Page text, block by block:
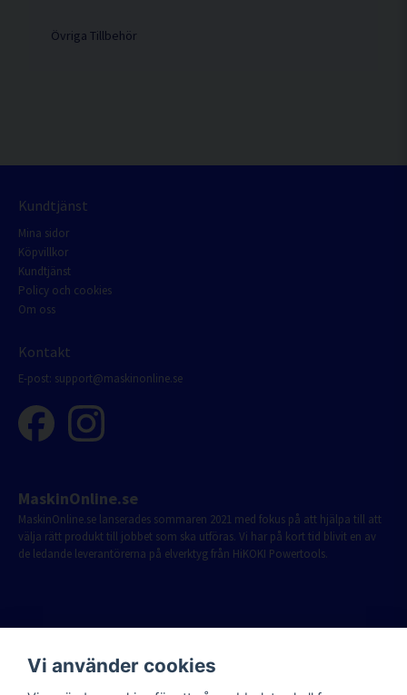
Övriga Tillbehör
Kundtjänst
Mina sidor
Köpvillkor
Kundtjänst
Policy och cookies
Om oss
Kontakt
E-post: support@maskinonline.se
MaskinOnline.se
MaskinOnline.se lanserades sommaren 2021 med fokus på att hjälpa till att
välja rätt produkt till jobbet som ska utföras. Vi har på kort tid blivit en av
de ledande leverantörerna på elverktyg från HiKOKI Powertools.
Vi använder cookies